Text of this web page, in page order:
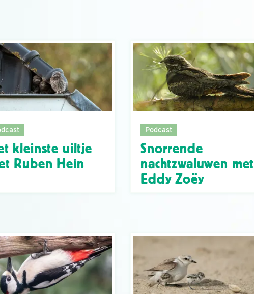
kleinste uiltje
Ruben Hein
Podcast
Snorrende
nachtzwaluwen met
Eddy Zoëy